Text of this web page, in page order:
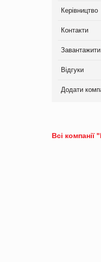
Керівництво
Контакти
Відгуки
Додати
Всі